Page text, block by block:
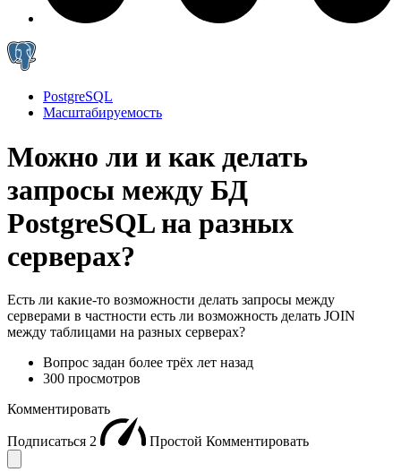
PostgreSQL
Масштабируемость
Можно ли и как делать
запросы между БД
PostgreSQL на разных
серверах?
Есть ли какие-то возможности делать запросы между
серверами в частности есть ли возможность делать JOIN
между таблицами на разных серверах?
Вопрос задан более трёх лет назад
300 просмотров
Комментировать
Подписаться 2 Простой Комментировать